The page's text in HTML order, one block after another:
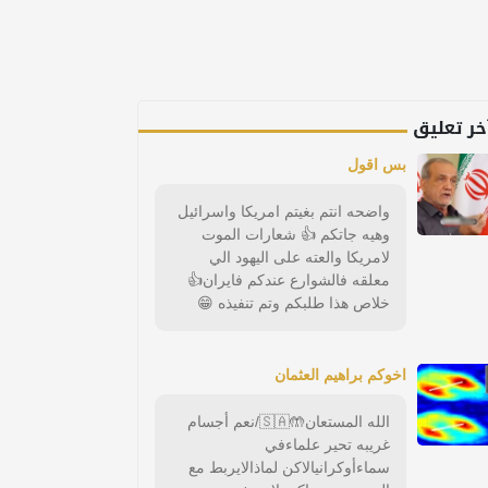
تعليق
بس اقول
واضحه انتم بغيتم امريكا واسرائيل
وهيه جاتكم 👍 شعارات الموت
لامريكا والعته على اليهود الي
معلقه فالشوارع عندكم فايران👍
خلاص هذا طلبكم وتم تنفيذه 😁
اخوكم براهيم العثمان
الله المستعان🤲🇸🇦/نعم أجسام
غريبه تحير علماءفي
سماءأوكرانيالاكن لماذالايربط مع